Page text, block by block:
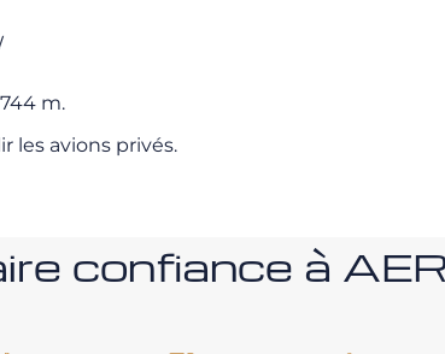
m.
les avions privés.
confiance à